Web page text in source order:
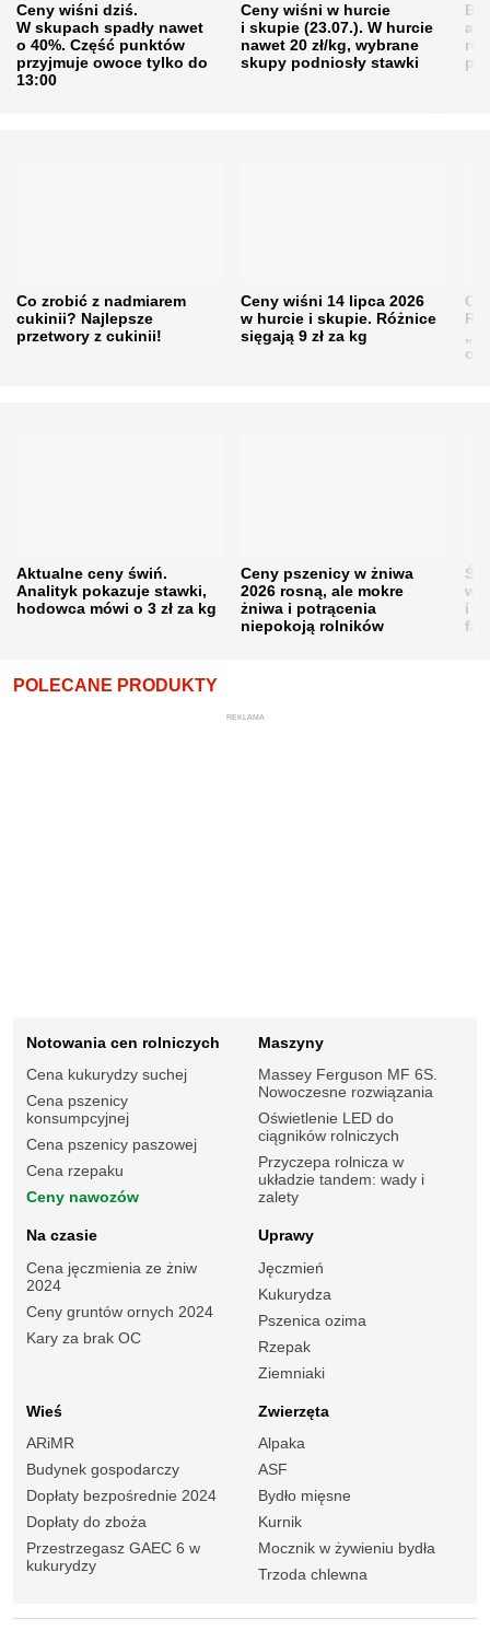
Ceny wiśni dziś.
W skupach spadły nawet
o 40%. Część punktów
przyjmuje owoce tylko do
13:00
Ceny wiśni w hurcie
i skupie (23.07.). W hurcie
nawet 20 zł/kg, wybrane
skupy podniosły stawki
Co zrobić z nadmiarem
cukinii? Najlepsze
przetwory z cukinii!
Ceny wiśni 14 lipca 2026
w hurcie i skupie. Różnice
sięgają 9 zł za kg
Aktualne ceny świń.
Analityk pokazuje stawki,
hodowca mówi o 3 zł za kg
Ceny pszenicy w żniwa
2026 rosną, ale mokre
żniwa i potrącenia
niepokoją rolników
i
POLECANE PRODUKTY
REKLAMA
Notowania cen rolniczych
Cena kukurydzy suchej
Cena pszenicy
konsumpcyjnej
Cena pszenicy paszowej
Cena rzepaku
Ceny nawozów
Maszyny
Massey Ferguson MF 6S.
Nowoczesne rozwiązania
Oświetlenie LED do
ciągników rolniczych
Przyczepa rolnicza w
układzie tandem: wady i
zalety
Na czasie
Cena jęczmienia ze żniw
2024
Ceny gruntów ornych 2024
Kary za brak OC
Uprawy
Jęczmień
Kukurydza
Pszenica ozima
Rzepak
Ziemniaki
Wieś
ARiMR
Budynek gospodarczy
Dopłaty bezpośrednie 2024
Dopłaty do zboża
Przestrzegasz GAEC 6 w
kukurydzy
Zwierzęta
Alpaka
ASF
Bydło mięsne
Kurnik
Mocznik w żywieniu bydła
Trzoda chlewna